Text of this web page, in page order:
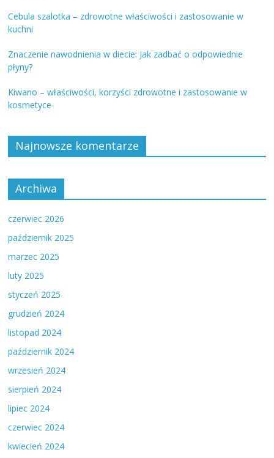
Cebula szalotka – zdrowotne właściwości i zastosowanie w
kuchni
Znaczenie nawodnienia w diecie: Jak zadbać o odpowiednie
płyny?
Kiwano – właściwości, korzyści zdrowotne i zastosowanie w
kosmetyce
Najnowsze komentarze
Archiwa
czerwiec 2026
październik 2025
marzec 2025
luty 2025
styczeń 2025
grudzień 2024
listopad 2024
październik 2024
wrzesień 2024
sierpień 2024
lipiec 2024
czerwiec 2024
kwiecień 2024